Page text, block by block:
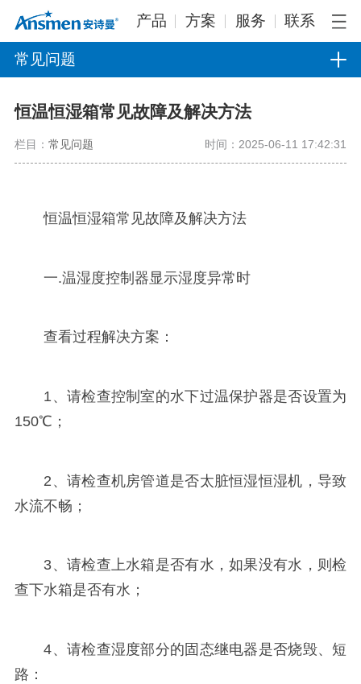
产品 方案 服务 联系
常见问题
恒温恒湿箱常见故障及解决方法
栏目： 常见问题 时间：2025-06-11 17:42:31
恒温恒湿箱常见故障及解决方法
一.温湿度控制器显示湿度异常时
查看过程解决方案：
1、请检查控制室的水下过温保护器是否设置为
150℃；
2、请检查机房管道是否太脏恒湿恒湿机，导致
水流不畅；
3、请检查上水箱是否有水，如果没有水，则检
查下水箱是否有水；
4、请检查湿度部分的固态继电器是否烧毁、短
路：